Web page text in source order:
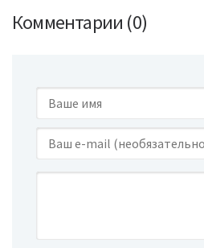
Комментарии (0)